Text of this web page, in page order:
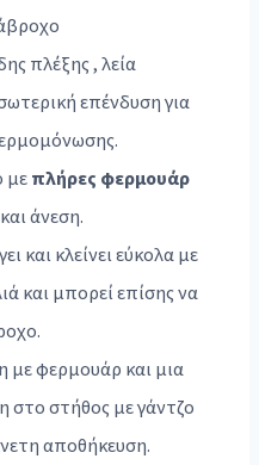
πλέξης , λεία
επένδυση για
με πλήρες φερμουάρ
άνεση.
και κλείνει εύκολα με
και μπορεί επίσης να
με φερμουάρ και μια
στο στήθος με γάντζο
αποθήκευση.